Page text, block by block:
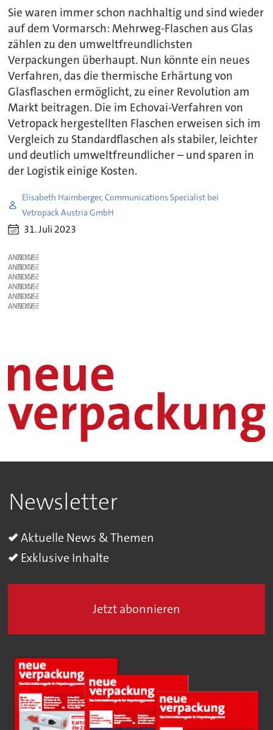
Sie waren immer schon nachhaltig und sind wieder
auf dem Vormarsch: Mehrweg-Flaschen aus Glas
zählen zu den umweltfreundlichsten
Verpackungen überhaupt. Nun könnte ein neues
Verfahren, das die thermische Erhärtung von
Glasflaschen ermöglicht, zu einer Revolution am
Markt beitragen. Die im Echovai-Verfahren von
Vetropack hergestellten Flaschen erweisen sich im
Vergleich zu Standardflaschen als stabiler, leichter
und deutlich umweltfreundlicher – und sparen in
der Logistik einige Kosten.
Elisabeth Haimberger, Communications Specialist bei
Vetropack Austria GmbH
31. Juli 2023
ANZEIGE
ANZEIGE
ANZEIGE
ANZEIGE
ANZEIGE
ANZEIGE
Newsletter
Aktuelle News & Themen
Exklusive Inhalte
Jetzt abonnieren